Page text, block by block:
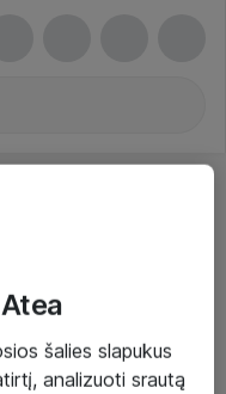
šalies slapukus
analizuoti srautą